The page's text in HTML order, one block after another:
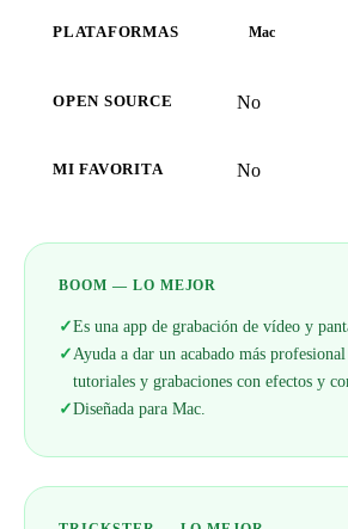
PLATAFORMAS Mac
OPEN SOURCE No
MI FAVORITA No
BOOM — LO MEJOR
✓Es una app de grabación de vídeo y
✓Ayuda a dar un acabado más
tutoriales y grabaciones con efectos y
✓Diseñada para Mac.